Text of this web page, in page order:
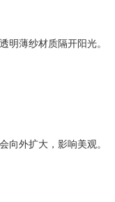
明薄纱材质隔开阳光。
向外扩大，影响美观。